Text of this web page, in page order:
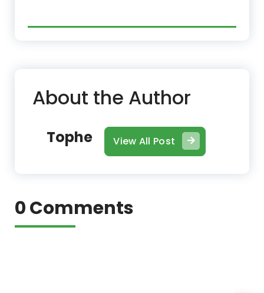
About the Author
Tophe View All Post
0 Comments